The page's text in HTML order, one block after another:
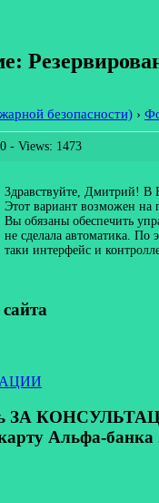
безопасности) ›
- Views: 1473
Здравствуйте, Дмитрий!
Этот вариант возможен на
Вы обязаны обеспечить
не сделала автоматика.
таки интерфейс и
ЗА
Альфа-банка